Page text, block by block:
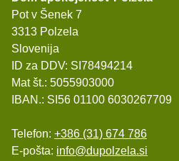
Pot v Šenek 7
3313 Polzela
Slovenija
ID za DDV: SI78494214
Mat št.: 5055903000
IBAN.: SI56 01100 6030267709
Telefon: +386 (31) 674 786
E-pošta: info@dupolzela.si